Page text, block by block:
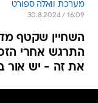
מערכת וואלה ספורט
30.8.2024 / 16:09
השחיין שקטף
התרגש אחרי
את זה - יש אור